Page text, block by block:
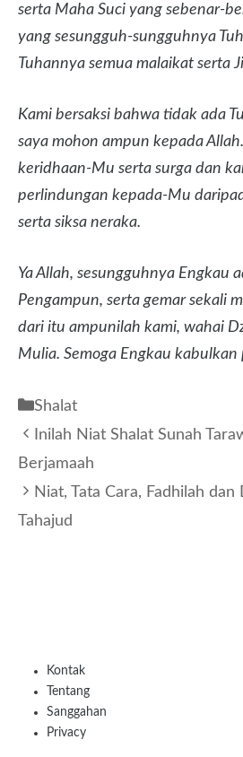
serta Maha Suci yang sebenar-
yang sesungguh-sungguhnya
Tuhannya semua malaikat serta
Kami bersaksi bahwa tidak ada
saya mohon ampun kepada
keridhaan-Mu serta surga dan
perlindungan kepada-Mu
serta siksa neraka.
Ya Allah, sesungguhnya Engkau
Pengampun, serta gemar sekali
dari itu ampunilah kami, wahai
Mulia. Semoga Engkau
Kategori
Shalat
Inilah Niat Shalat Sunah
Berjamaah
Niat, Tata Cara, Fadhilah
Tahajud
Kontak
Tentang
Sanggahan
Privacy